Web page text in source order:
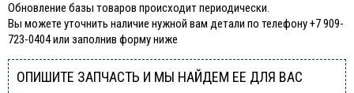
Обновление базы товаров происходит периодически.
Вы можете уточнить наличие нужной вам детали по телефону +7 909-
723-0404 или заполнив форму ниже
ОПИШИТЕ ЗАПЧАСТЬ И МЫ НАЙДЕМ ЕЕ ДЛЯ ВАС